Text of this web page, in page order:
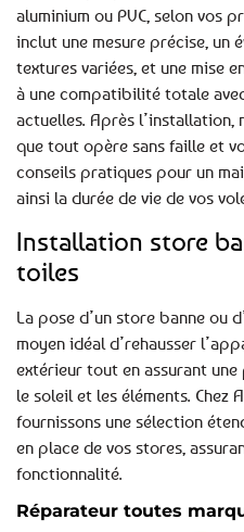
aluminium ou PVC, selon vos
inclut une mesure précise, un
textures variées, et une mise
à une compatibilité totale
actuelles. Après l’installation,
que tout opère sans faille et
conseils pratiques pour un
ainsi la durée de vie de vos
Installation store
toiles
La pose d’un store banne ou
moyen idéal d’rehausser
extérieur tout en assurant
le soleil et les éléments. Chez
fournissons une sélection
en place de vos stores,
fonctionnalité.
Réparateur toutes